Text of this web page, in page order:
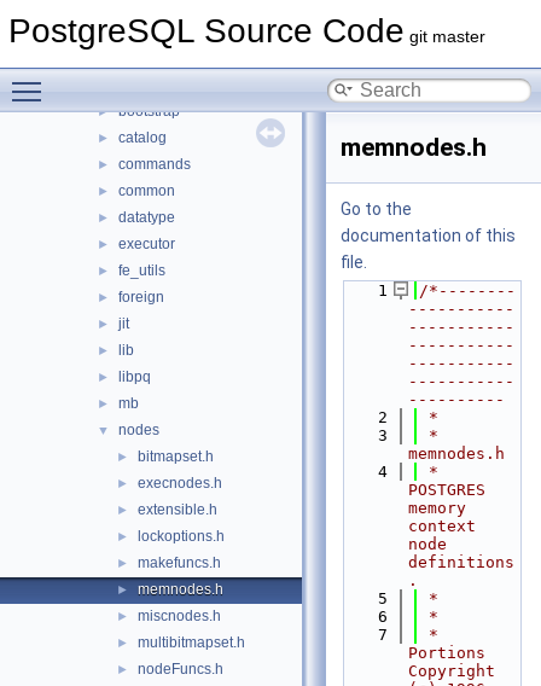
PostgreSQL Source Code git master
► access
► bootstrap
► catalog
► commands
► common
► datatype
► executor
► fe_utils
► foreign
► jit
► lib
► libpq
► mb
▼ nodes
► bitmapset.h
► execnodes.h
► extensible.h
► lockoptions.h
► makefuncs.h
► memnodes.h
► miscnodes.h
► multibitmapset.h
► nodeFuncs.h
memnodes.h
Go to the
documentation of this
file.
    1
/*--------
-----------
-----------
-----------
-----------
-----------
----------
    2
*
    3
*
memnodes.h
    4
*
POSTGRES
memory
context
node
definitions
.
    5
*
    6
*
    7
*
Portions
Copyright